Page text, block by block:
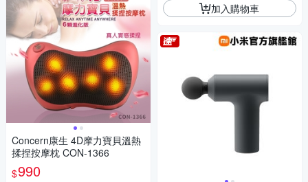
Concern康生 4D摩力寶貝溫熱
揉捏按摩枕 CON-1366
$990
加入購物車